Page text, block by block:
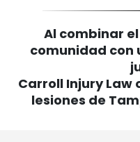
Al combinar
comunidad con
Carroll Injury Law
lesiones de